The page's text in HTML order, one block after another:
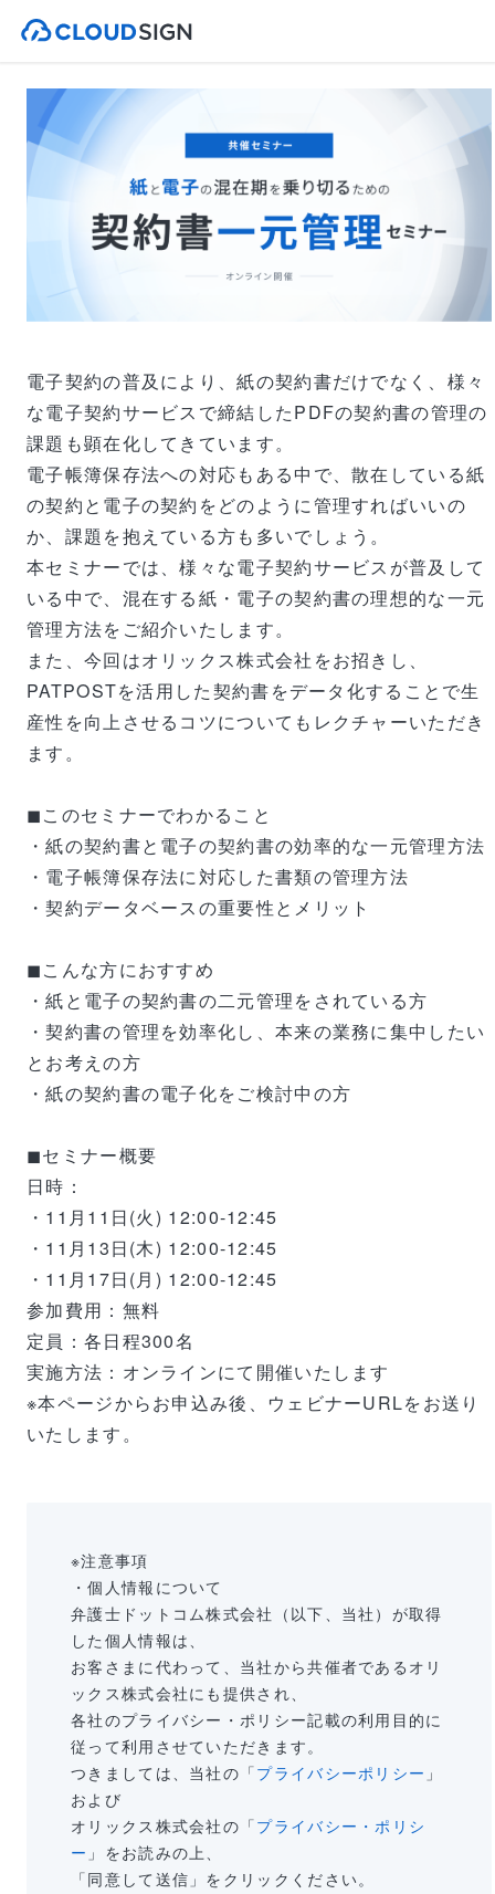
電子契約の普及により、紙の契約書だけでなく、様々
な電子契約サービスで締結したPDFの契約書の管理の
課題も顕在化してきています。
電子帳簿保存法への対応もある中で、散在している紙
の契約と電子の契約をどのように管理すればいいの
か、課題を抱えている方も多いでしょう。
本セミナーでは、様々な電子契約サービスが普及して
いる中で、混在する紙・電子の契約書の理想的な一元
管理方法をご紹介いたします。
また、今回はオリックス株式会社をお招きし、
PATPOSTを活用した契約書をデータ化することで生
産性を向上させるコツについてもレクチャーいただき
ます。
◼このセミナーでわかること
・紙の契約書と電子の契約書の効率的な一元管理方法
・電子帳簿保存法に対応した書類の管理方法
・契約データベースの重要性とメリット
◼︎こんな方におすすめ
・紙と電子の契約書の二元管理をされている方
・契約書の管理を効率化し、本来の業務に集中したい
とお考えの方
・紙の契約書の電子化をご検討中の方
◼︎セミナー概要
日時：
・11月11日(火) 12:00-12:45
・11月13日(木) 12:00-12:45
・11月17日(月) 12:00-12:45
参加費用：無料
定員：各日程300名
実施方法：オンラインにて開催いたします
※本ページからお申込み後、ウェビナーURLをお送り
いたします。
※注意事項
・個人情報について
弁護士ドットコム株式会社（以下、当社）が取得
した個人情報は、
お客さまに代わって、当社から共催者であるオリ
ックス株式会社にも提供され、
各社のプライバシー・ポリシー記載の利用目的に
従って利用させていただきます。
つきましては、当社の「プライバシーポリシー 」
および
オリックス株式会社の「プライバシー・ポリシ
ー 」をお読みの上、
「同意して送信」をクリックください。